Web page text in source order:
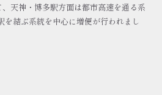
天神・博多駅方面は都市高速を通る系
を結ぶ系統を中心に増便が行われまし